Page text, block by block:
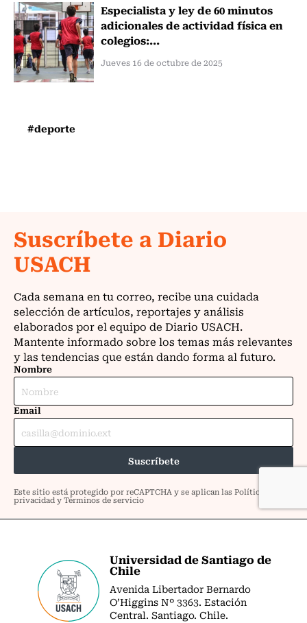
Especialista y ley de 60 minutos
adicionales de actividad física en
colegios:...
Jueves 16 de octubre de 2025
#deporte
Universidad de Santiago de
Chile
Avenida Libertador Bernardo
O’Higgins Nº 3363. Estación
Central. Santiago. Chile.